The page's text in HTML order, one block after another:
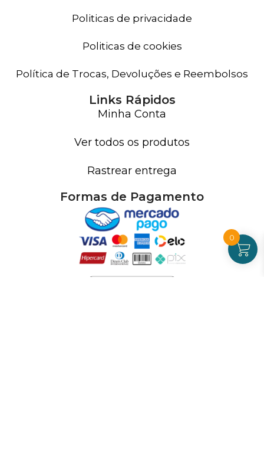
Politicas de privacidade
Politicas de cookies
Política de Trocas, Devoluções e Reembolsos
Links Rápidos
Minha Conta
Ver todos os produtos
Rastrear entrega
Formas de Pagamento
0